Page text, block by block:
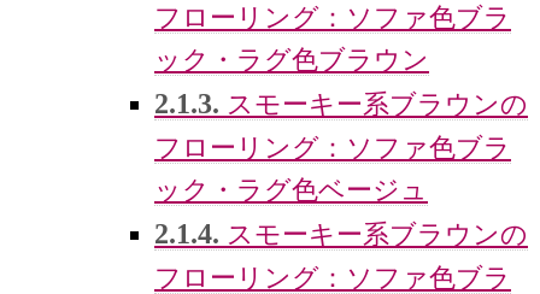
フローリング：ソファ色ブラ
ック・ラグ色ブラウン
2.1.3. スモーキー系ブラウンの
フローリング：ソファ色ブラ
ック・ラグ色ベージュ
2.1.4. スモーキー系ブラウンの
フローリング：ソファ色ブラ